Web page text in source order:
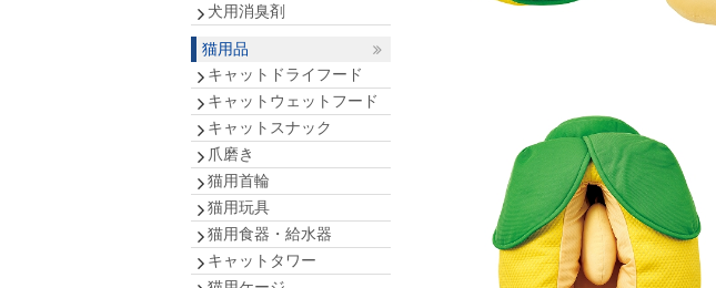
犬用消臭剤
猫用品
キャットドライフード
キャットウェットフード
キャットスナック
爪磨き
猫用首輪
猫用玩具
猫用食器・給水器
キャットタワー